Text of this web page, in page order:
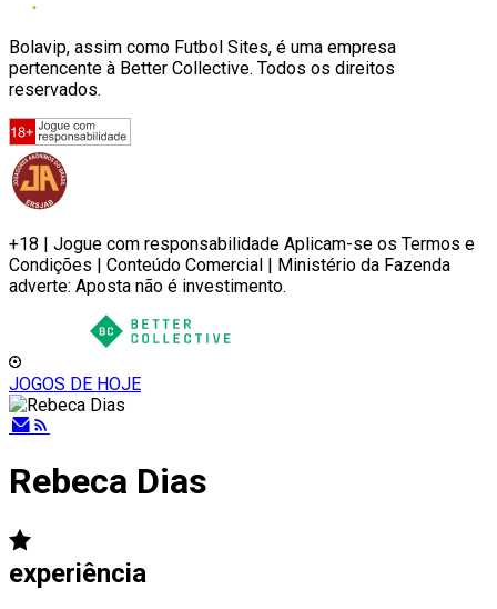
Bolavip, assim como Futbol Sites, é uma empresa
pertencente à Better Collective. Todos os direitos
reservados.
+18 | Jogue com responsabilidade Aplicam-se os Termos e
Condições | Conteúdo Comercial | Ministério da Fazenda
adverte: Aposta não é investimento.
JOGOS DE HOJE
Rebeca Dias
experiência